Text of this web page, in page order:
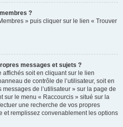
?
» puis cliquer sur le lien « Trouver
messages et sujets ?
affichés soit en cliquant sur le lien
de contrôle de l’utilisateur, soit en
de l’utilisateur » sur la page de
sur le menu « Raccourcis » situé sur la
une recherche de vos propres
et remplissez convenablement les options